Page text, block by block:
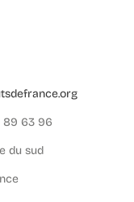
89 63 96
du sud